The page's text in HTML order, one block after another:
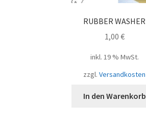
RUBBER WASHER
1,00 €
inkl. 19 % MwSt.
zzgl. Versandkosten
In den Warenkorb